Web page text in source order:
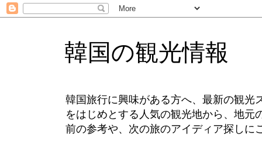
韓国の観光情報
韓国旅行に興味がある方へ、最新の観光
をはじめとする人気の観光地から、地
前の参考や、次の旅のアイディア探しに